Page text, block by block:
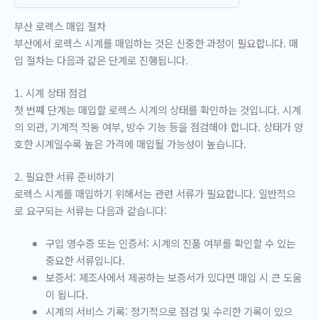
부산 로렉스 매입 절차
부산에서 로렉스 시계를 매입하는 것은 신중한 과정이 필요합니다. 매
입 절차는 다음과 같은 단계로 진행됩니다.
1. 시계 상태 점검
첫 번째 단계는 매입할 로렉스 시계의 상태를 확인하는 것입니다. 시계
의 외관, 기계적 작동 여부, 방수 기능 등을 점검해야 합니다. 상태가 양
호한 시계일수록 높은 가격에 매입될 가능성이 높습니다.
2. 필요한 서류 준비하기
로렉스 시계를 매입하기 위해서는 관련 서류가 필요합니다. 일반적으
로 요구되는 서류는 다음과 같습니다:
구입 영수증 또는 인증서: 시계의 진품 여부를 확인할 수 있는
중요한 서류입니다.
보증서: 제조사에서 제공하는 보증서가 있다면 매입 시 큰 도움
이 됩니다.
시계의 서비스 기록: 정기적으로 점검 및 수리한 기록이 있으